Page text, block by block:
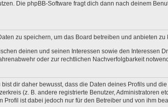
Die phpBB-Software fragt dich dann nach deinem
zu speichern, um das Board betreiben und anbieten zu
deinen und seinen Interessen sowie den Interessen
oder zur rechtlichen Nachverfolgbarkeit
dir daher bewusst, dass die Daten deines Profils und
(z. B. andere registrierte Benutzer, Administratoren
ist dabei jedoch nur für den Betreiber und von ihm